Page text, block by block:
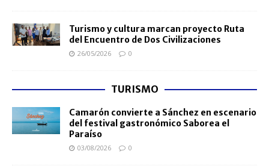
Turismo y cultura marcan proyecto Ruta
del Encuentro de Dos Civilizaciones
26/05/2026 0
TURISMO
Camarón convierte a Sánchez en escenario
del festival gastronómico Saborea el
Paraíso
03/08/2026 0